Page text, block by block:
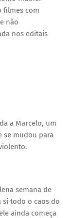
filmes com
não
nos editais
a Marcelo, um
se mudou para
semana de
si todo o caos do
ainda começa